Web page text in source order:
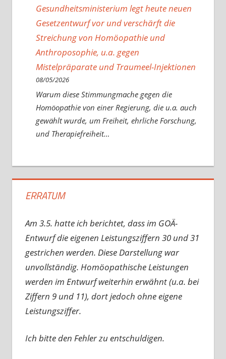
Gesundheitsministerium legt heute neuen
Gesetzentwurf vor und verschärft die
Streichung von Homöopathie und
Anthroposophie, u.a. gegen
Mistelpräparate und Traumeel-Injektionen
08/05/2026
Warum diese Stimmungmache gegen die
Homöopathie von einer Regierung, die u.a. auch
gewählt wurde, um Freiheit, ehrliche Forschung,
und Therapiefreiheit…
ERRATUM
Am 3.5. hatte ich berichtet, dass im GOÄ-
Entwurf die eigenen Leistungsziffern 30 und 31
gestrichen werden. Diese Darstellung war
unvollständig. Homöopathische Leistungen
werden im Entwurf weiterhin erwähnt (u.a. bei
Ziffern 9 und 11), dort jedoch ohne eigene
Leistungsziffer.
Ich bitte den Fehler zu entschuldigen.